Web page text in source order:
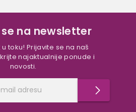
na newsletter
toku! Prijavite se na naš
najaktualnije ponude i
novosti.